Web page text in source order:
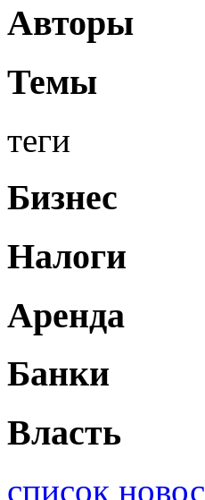
Авторы
Темы
теги
Бизнес
Налоги
Аренда
Банки
Власть
список